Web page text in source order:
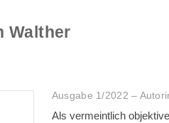
Walther
Ausgabe 1/2022 –
Als vermeintlich